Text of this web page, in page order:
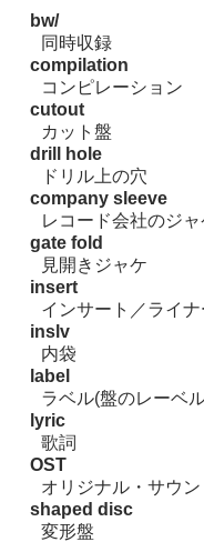
bw/
同時収録
compilation
コンピレーション
cutout
カット盤
drill hole
ドリル上の穴
company sleeve
レコード会社のジャ
gate fold
見開きジャケ
insert
インサート／ライ
inslv
内袋
label
ラベル(盤のレーベ
lyric
歌詞
OST
オリジナル・サウン
shaped disc
変形盤